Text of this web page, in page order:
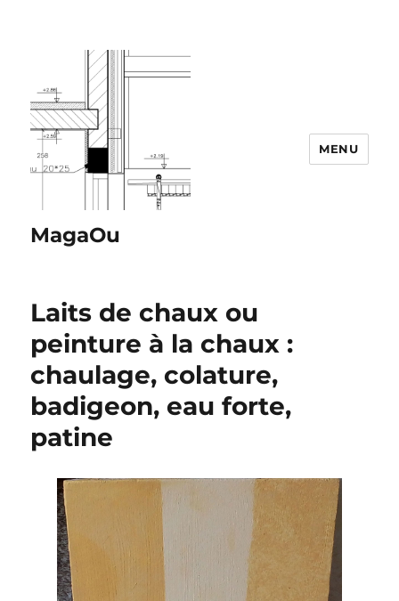
MagaOu
MENU
Laits de chaux ou
peinture à la chaux :
chaulage, colature,
badigeon, eau forte,
patine